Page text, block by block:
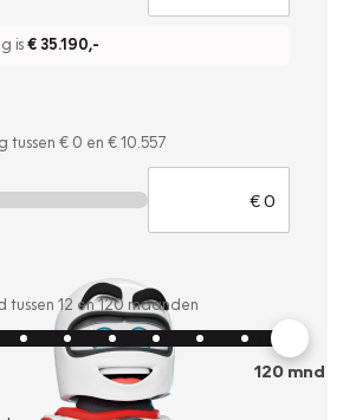
is€ 35.190,-
tussen € 0 en € 10.557
tussen 12 en120 maanden
120mnd